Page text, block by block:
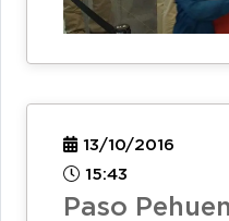
13/10/2016
15:43
Paso